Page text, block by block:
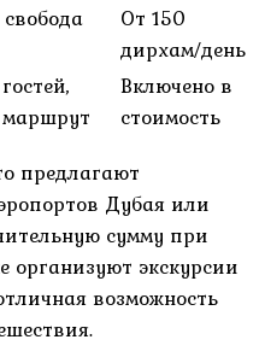
От 150
дирхам/день
Включено в
стоимость
предлагают
Дубая или
сумму при
экскурсии
возможность